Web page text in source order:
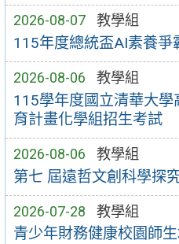
2026-08-07 教學組
115年度總統盃AI素養爭
2026-08-06 教學組
115學年度國立清華大
育計畫化學組招生考試
2026-08-06 教學組
第七 屆遠哲文創科學探
2026-07-28 教學組
青少年財務健康校園師